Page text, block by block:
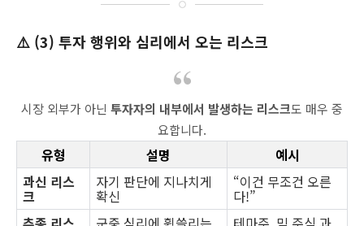
⚠️ (3) 투자 행위와 심리에서 오는 리스크
시장 외부가 아닌 투자자의 내부에서 발생하는 리스크도 매우 중
요합니다.
유형 설명
예시
과신 리스
크
자기 판단에 지나치게
확신
“이건 무조건 오른
다!”